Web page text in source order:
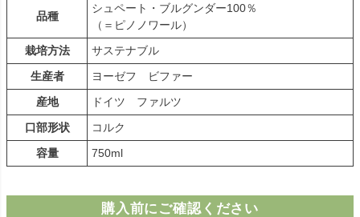
品種
シュペート・ブルグンダー100％
（＝ピノノワール）
栽培方法
サステナブル
生産者
ヨーゼフ ビファー
産地
ドイツ ファルツ
口部形状
コルク
容量
750ml
購入前にご確認ください